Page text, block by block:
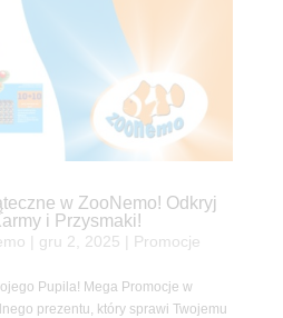
w ZooNemo! Odkryj
i Przysmaki!
gru 2, 2025 Promocje
Pupila! Mega Promocje w
prezentu, który sprawi Twojemu